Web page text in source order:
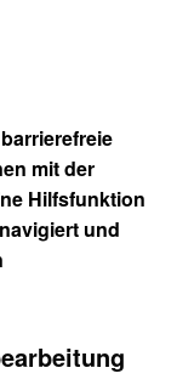
mit der
Hilfsfunktion
und